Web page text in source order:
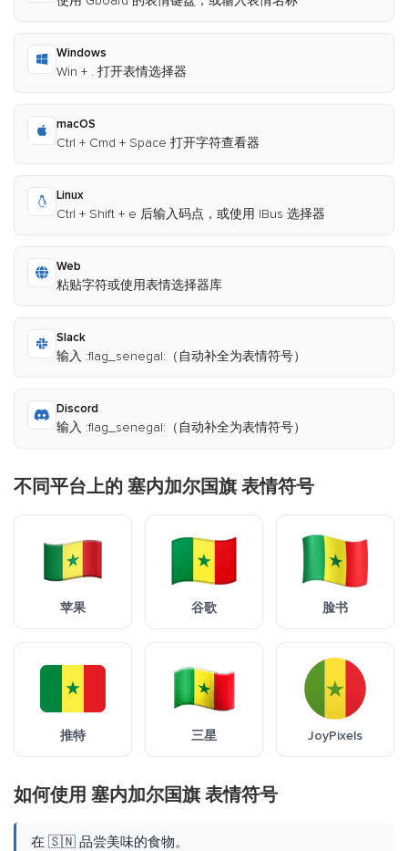
Windows
Win + . 打开表情选择器
macOS
Ctrl + Cmd + Space 打开字符查看器
Linux
Ctrl + Shift + e 后输入码点，或使用 IBus 选择器
Web
粘贴字符或使用表情选择器库
Slack
输入 :flag_senegal:（自动补全为表情符号）
Discord
输入 :flag_senegal:（自动补全为表情符号）
不同平台上的 塞内加尔国旗 表情符号
苹果 谷歌 脸书
推特 三星 JoyPixels
如何使用 塞内加尔国旗 表情符号
在 🇸🇳 品尝美味的食物。